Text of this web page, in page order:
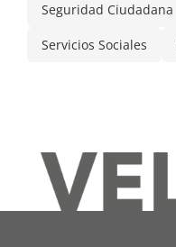
Seguridad Ciudadana
Servicios Sociales